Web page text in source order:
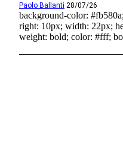
Paolo Ballanti 28/07/26
background-color:
right: 10px; width: 22px;
weight: bold; color: #fff;